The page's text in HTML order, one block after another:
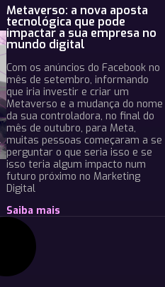
Metaverso: a nova aposta
tecnológica que pode
impactar a sua empresa no
mundo digital
Com os anúncios do Facebook no
mês de setembro, informando
que iria investir e criar um
Metaverso e a mudança do nome
da sua controladora, no final do
mês de outubro, para Meta,
muitas pessoas começaram a se
perguntar o que seria isso e se
isso teria algum impacto num
futuro próximo no Marketing
Digital
Saiba mais